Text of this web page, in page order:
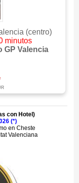
(centro)
minutos
GP Valencia
con Hotel)
(*)
en Cheste
Valenciana